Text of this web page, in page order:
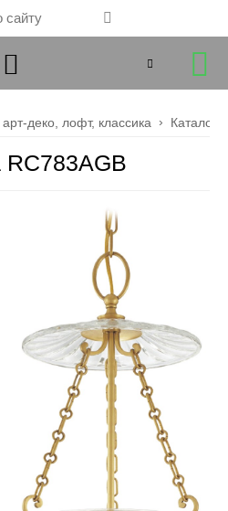
деко, лофт, классика Каталог